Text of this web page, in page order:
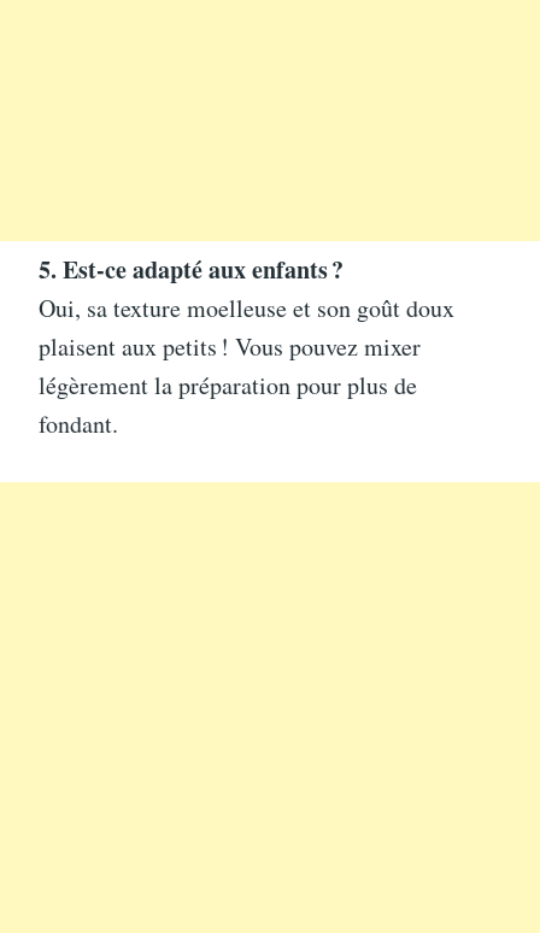
5. Est-ce adapté aux enfants ?
Oui, sa texture moelleuse et son goût doux
plaisent aux petits ! Vous pouvez mixer
légèrement la préparation pour plus de
fondant.